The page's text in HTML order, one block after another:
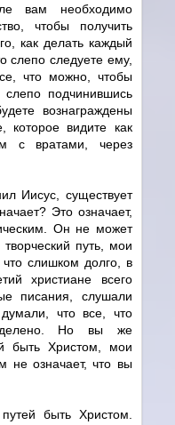
вам необходимо
чтобы получить
как делать каждый
слепо следуете ему,
что можно, чтобы
слепо подчинившись
вознаграждены
которое видите как
с вратами, через
Иисус, существует
Это означает,
Он не может
путь, мои
слишком долго, в
христиане всего
писания, слушали
что все, что
Но вы же
быть Христом, мои
не означает, что вы
быть Христом.